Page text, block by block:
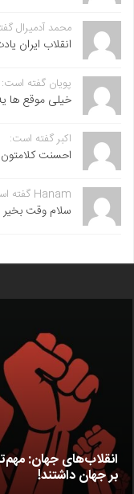
محمد آدمیرال
انقلاب ایران
پویان گفته است:
خیلی موقع ها
اکبر گفته است:
احسنت
Hanam گفته است:
سلام وقت بخیر
انقلاب‌های جهان:
بر جهان داشتند!